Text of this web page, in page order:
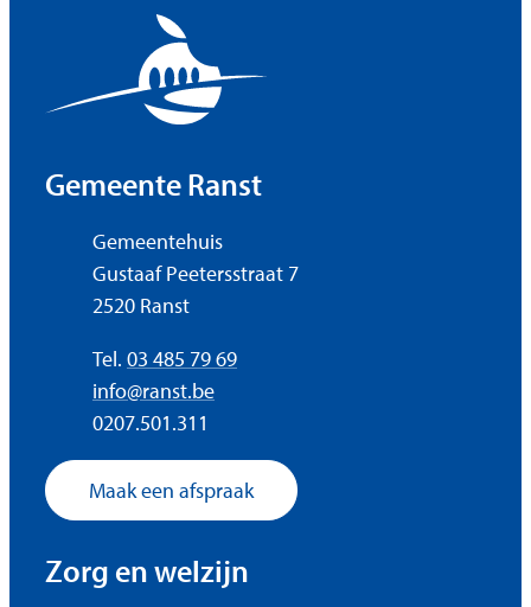
Gemeente Ranst
AdresGemeentehuis
Gustaaf Peetersstraat 7
,2520 Ranst
03 485 79 69
E-mailinfo@ranst.be
Ondernemingsnummer
0207.501.311
Maak een afspraak
Zorg en welzijn